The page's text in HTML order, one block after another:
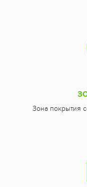
Зона покрытия